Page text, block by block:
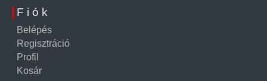
Fiók
Belépés
Regisztráció
Profil
Kosár